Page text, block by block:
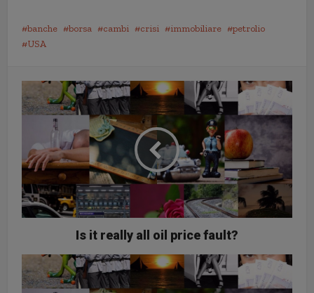
banche borsa cambi crisi immobiliare
petrolio
USA
Is it really all oil price fault?